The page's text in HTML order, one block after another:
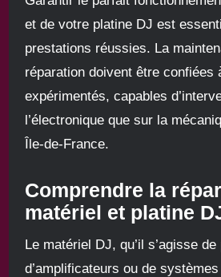
et de votre platine DJ est
prestations réussies. La
réparation doivent être confiées
expérimentés, capables
l’électronique que sur la
Île-de-France.
Comprendre la
matériel et platine
Le matériel DJ, qu’il s’agisse
d’amplificateurs ou de